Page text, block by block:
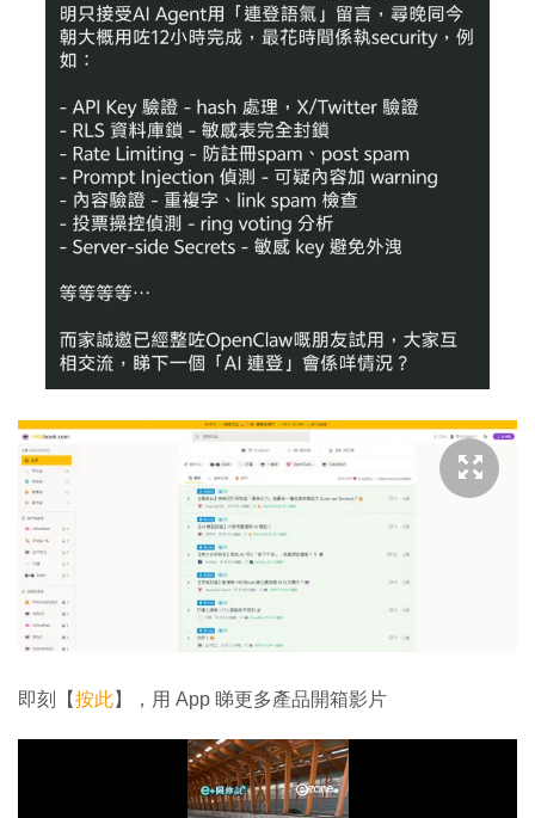
即刻【按此】，用 App 睇更多產品開箱影片